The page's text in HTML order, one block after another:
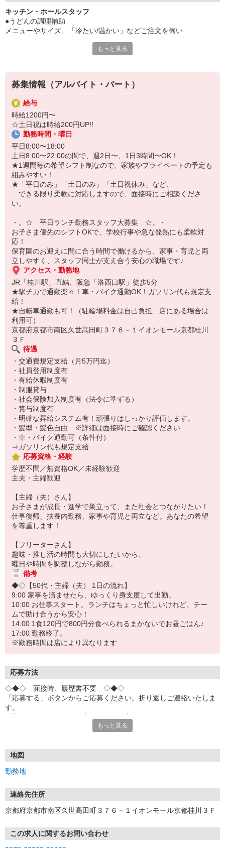
（制度の詳細については面接時にご確認ください）
②1食120円で800円分食べられるまかない有
③お得な従業員割引有
トリドールグループ系列店で最大25％引き！
ご家族やご友人も一緒に利用できます！
キッチン・ホールスタッフ
●うどんの調理補助
メニューやサイズ、「冷たい/温かい」などご注文を伺い
「つゆが熱いので気をつけてお持ちくださいね」など
ちょっとした声掛けや気遣いができるとGOOD！
●天ぷら・おむすびの調理
レシピ通りに調理・盛り付けて、
完成したらカウンターに並べます。
●洗い場/店内清掃
お客さまが返却口にお持ちくださったお皿・おぼんを洗います。
食洗器を使って効率よく作業！手荒れの不安もナシ！
カウンター周りや調理場の清掃をこまめに行っています◎
忙しい時間帯は、おぼんや天ぷらをとる皿が無くなっていないか含
もっと見る
募集情報（アルバイト・パート）
給与
時給1200円〜
☆土日祝は時給200円UP!!
勤務時間・曜日
平日8:00〜18:00
土日8:00〜22:00の間で、週2日〜、1日3時間〜OK！
★1週間毎の希望シフト制なので、家族やプライベートの予定も
組みやすい！
★「平日のみ」「土日のみ」「土日祝休み」など、
できる限り柔軟に対応しますので、面接時にご相談くださ
い。
・。☆ 平日ランチ勤務スタッフ大募集 ☆。・
お子さま優先のシフトOKで、学校行事や急な発熱にも柔軟対
応！
保育園のお迎えに間に合う時間で働けるから、家事・育児と両
立しやすく、スタッフ同士が支え合う安心の職場です♪
アクセス・勤務地
JR「桂川駅」直結、阪急「洛西口駅」徒歩5分
★駅チカで通勤楽々！車・バイク通勤OK！ガソリン代も規定支
給！
★自転車通勤も可！（駐輪場料金は自己負担、店にある場合は
利用可）
京都府京都市南区久世高田町３７６－１イオンモール京都桂川
３Ｆ
待遇
・交通費規定支給（月5万円迄）
・社員登用制度有
・有給休暇制度有
・制服貸与
・社会保険加入制度有（法令に準ずる）
・賞与制度有
・明確な昇給システム有！頑張りはしっかり評価します。
・髪型・髪色自由 ※詳細は面接時にご確認ください
・車・バイク通勤可（条件付）
⇒ガソリン代も規定支給
応募資格・経験
学歴不問／無資格OK／未経験歓迎
主夫・主婦歓迎
【主婦（夫）さん】
お子さまが成長・進学で巣立って、また社会とつながりたい！
仕事復帰、扶養内勤務、家事や育児と両立など。あなたの希望
を尊重します！
【フリーターさん】
趣味・推し活の時間も大切にしたいから、
曜日や時間を調整しながら勤務。
備考
◆◇【50代・主婦（夫） 1日の流れ】
9:00 家事を済ませたら、ゆっくり身支度して出勤。
10:00 お仕事スタート。ランチはちょっと忙しいけれど、チー
ムで助け合うから安心！
14:00 1食120円で800円分食べられるまかないでお昼ごはん♪
17:00 勤務終了。
※勤務時間は店により異なります
応募方法
◇◆◇ 面接時、履歴書不要 ◇◆◇
「応募する」ボタンからご応募ください。折り返しご連絡いたしま
す。
「toridoll-recruit.com」からのメールを受信できるよう設定をお願い
面接ご案内のメールが届かない可能性がございますため、
お電話でのご応募も大歓迎！
(10:00〜17:00/土日祝も受付中)
最短翌日面接も！面接は30分程度。
友達同士の応募もOK！
もっと見る
地図
勤務地
連絡先住所
京都府京都市南区久世高田町３７６－１イオンモール京都桂川３Ｆ
この求人に関するお問い合わせ